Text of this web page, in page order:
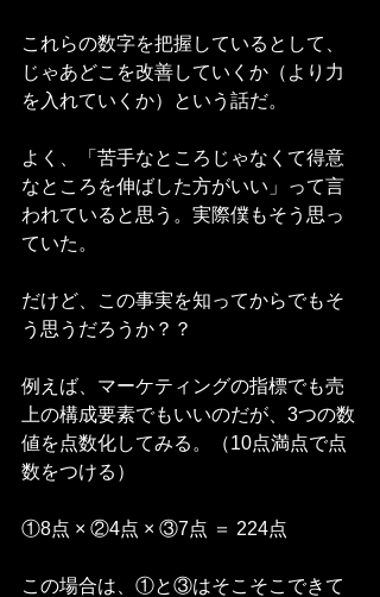
これらの数字を把握しているとして、
じゃあどこを改善していくか（より力
を入れていくか）という話だ。
よく、「苦手なところじゃなくて得意
なところを伸ばした方がいい」って言
われていると思う。実際僕もそう思っ
ていた。
だけど、この事実を知ってからでもそ
う思うだろうか？？
例えば、マーケティングの指標でも売
上の構成要素でもいいのだが、3つの数
値を点数化してみる。（10点満点で点
数をつける）
①8点 × ②4点 × ③7点 ＝ 224点
この場合は、①と③はそこそこできて